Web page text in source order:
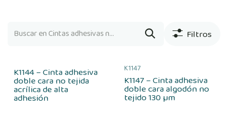
Filtros
K1144 – Cinta adhesiva
doble cara no tejida
acrílica de alta
adhesión
K1147
K1147 – Cinta adhesiva
doble cara algodón no
tejido 130 µm